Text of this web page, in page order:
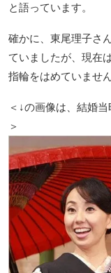
と語っています。
確かに、東尾理子さ
ていましたが、現在
指輪をはめていません
＜↓の画像は、結婚
＞